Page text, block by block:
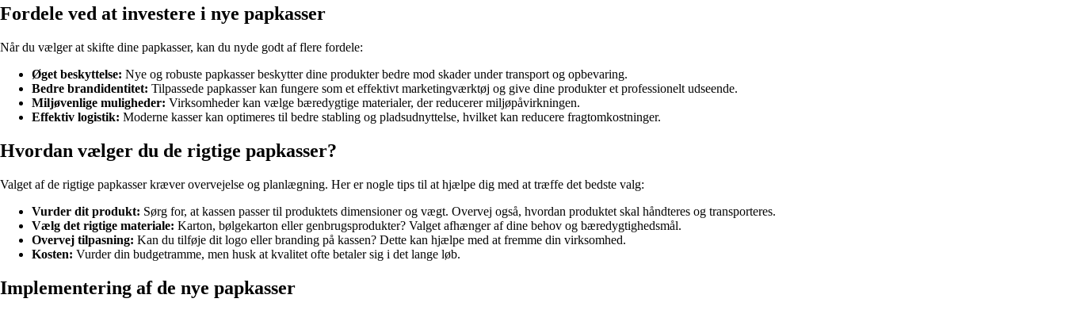
Fordele ved at investere i nye papkasser
Når du vælger at skifte dine papkasser, kan du nyde godt af flere fordele:
Øget beskyttelse: Nye og robuste papkasser beskytter dine produkter bedre mod skader under transport og opbevaring.
Bedre brandidentitet: Tilpassede papkasser kan fungere som et effektivt marketingværktøj og give dine produkter et professionelt udseende.
Miljøvenlige muligheder: Virksomheder kan vælge bæredygtige materialer, der reducerer miljøpåvirkningen.
Effektiv logistik: Moderne kasser kan optimeres til bedre stabling og pladsudnyttelse, hvilket kan reducere fragtomkostninger.
Hvordan vælger du de rigtige papkasser?
Valget af de rigtige papkasser kræver overvejelse og planlægning. Her er nogle tips til at hjælpe dig med at træffe det bedste valg:
Vurder dit produkt: Sørg for, at kassen passer til produktets dimensioner og vægt. Overvej også, hvordan produktet skal håndteres og transporteres.
Vælg det rigtige materiale: Karton, bølgekarton eller genbrugsprodukter? Valget afhænger af dine behov og bæredygtighedsmål.
Overvej tilpasning: Kan du tilføje dit logo eller branding på kassen? Dette kan hjælpe med at fremme din virksomhed.
Kosten: Vurder din budgetramme, men husk at kvalitet ofte betaler sig i det lange løb.
Implementering af de nye papkasser